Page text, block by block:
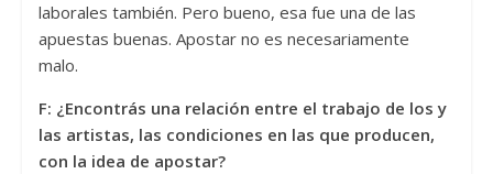
laborales también. Pero bueno, esa fue una de las
apuestas buenas. Apostar no es necesariamente
malo.
F: ¿Encontrás una relación entre el trabajo de los y
las artistas, las condiciones en las que producen,
con la idea de apostar?